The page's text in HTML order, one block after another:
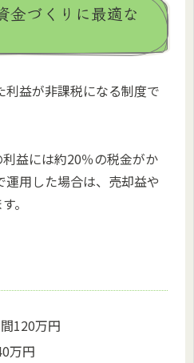
金づくりに最適な
利益が非課税になる制度で
益には約20％の税金がか
用した場合は、売却益や
。
120万円
万円